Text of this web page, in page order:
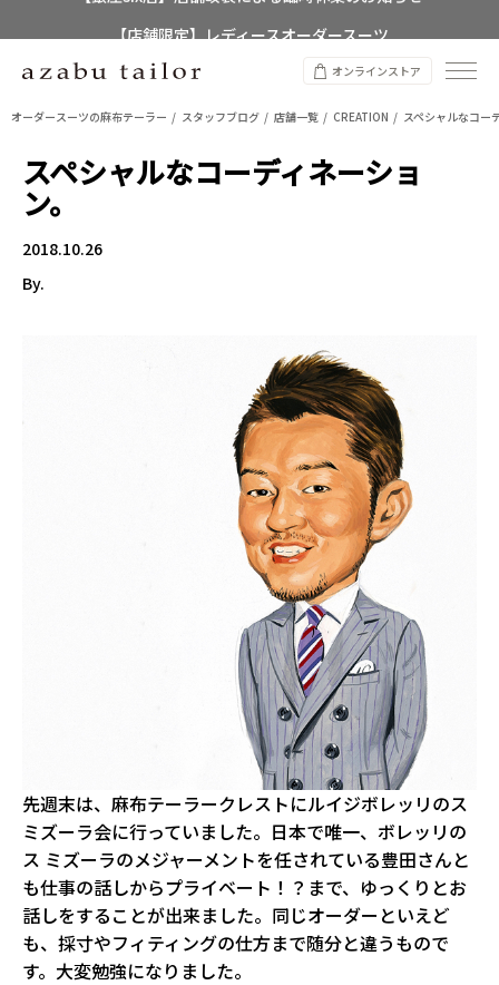
8/12~8/16 夏季休業のお知らせ
オンラインストア
オーダースーツの麻布テーラー スタッフブログ 店舗一覧 CREATION スペシャルなコー
スペシャルなコーディネーショ
ン。
2018.10.26
By.
先週末は、麻布テーラークレストにルイジボレッリのス
ミズーラ会に行っていました。日本で唯一、ボレッリの
ス ミズーラのメジャーメントを任されている豊田さんと
も仕事の話しからプライベート！？まで、ゆっくりとお
話しをすることが出来ました。同じオーダーといえど
も、採寸やフィティングの仕方まで随分と違うもので
す。大変勉強になりました。